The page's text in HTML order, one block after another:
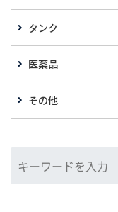
タンク
医薬品
その他